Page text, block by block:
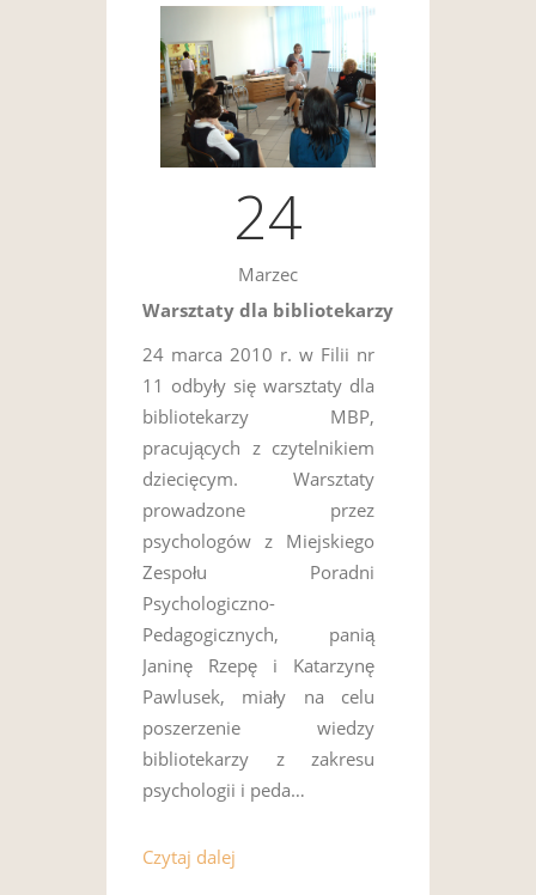
24
Marzec
Warsztaty dla bibliotekarzy
24 marca 2010 r. w Filii nr
11 odbyły się warsztaty dla
bibliotekarzy MBP,
pracujących z czytelnikiem
dziecięcym. Warsztaty
prowadzone przez
psychologów z Miejskiego
Zespołu Poradni
Psychologiczno-
Pedagogicznych, panią
Janinę Rzepę i Katarzynę
Pawlusek, miały na celu
poszerzenie wiedzy
bibliotekarzy z zakresu
psychologii i peda…
Czytaj dalej